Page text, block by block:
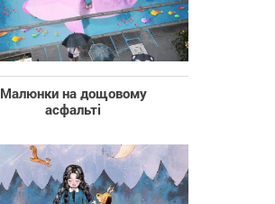
Малюнки на дощовому
асфальті